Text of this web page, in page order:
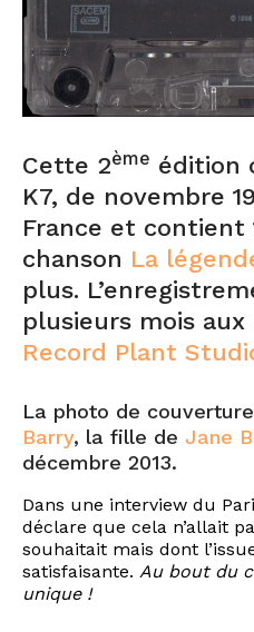
Cette 2ème édition
K7, de novembre
France et contient
chanson La
plus.
plusieurs mois
Record Plant
La photo de
Barry, la fille de Jane
décembre 2013.
Dans une interview du
déclare que cela n’allait
souhaitait mais dont
satisfaisante. Au bout du
unique !